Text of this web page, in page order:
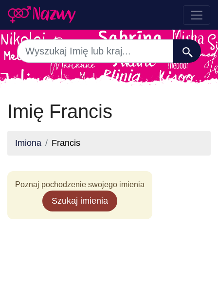
Imię Francis
Imiona Francis
Poznaj pochodzenie swojego imienia
Szukaj imienia